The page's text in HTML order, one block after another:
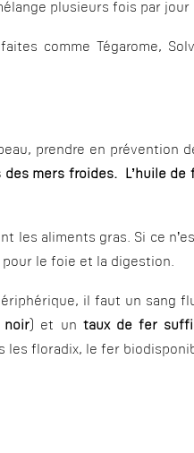
plusieurs fois par jour
comme Tégarome,
prendre en prévention
mers froides. L’huile de
les aliments gras. Si ce
le foie et la digestion.
il faut un sang
noir) et un taux de fer
les floradix, le fer